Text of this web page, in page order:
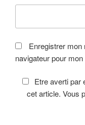
Enregistrer
navigateur pour
Etre averti par
cet article. Vous